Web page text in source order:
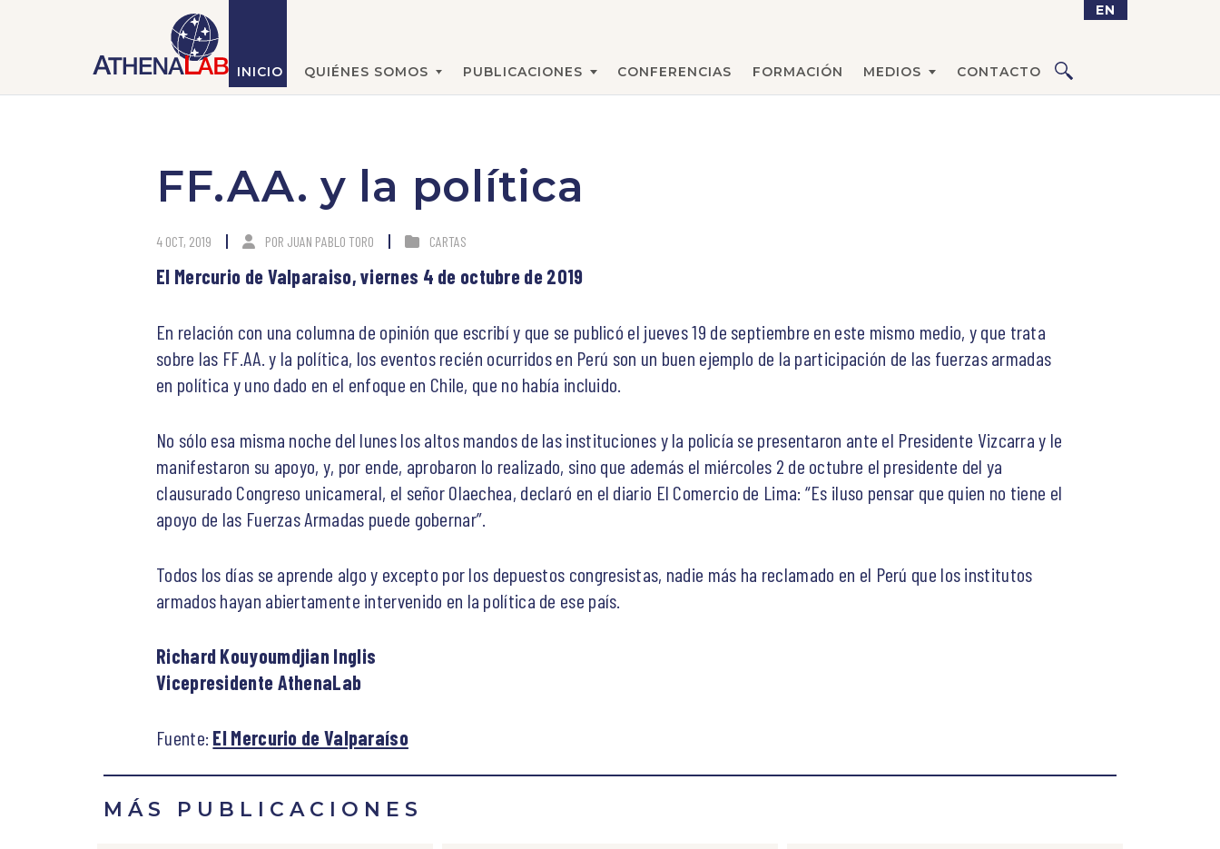
INICIO QUIÉNES SOMOS PUBLICACIONES CONFERENCIAS FORMACIÓN MEDIOS CONTACTO
BUSCAR
EN
FF.AA. y la política
4 OCT, 2019 POR JUAN PABLO TORO CARTAS
El Mercurio de Valparaiso, viernes 4 de octubre de 2019
En relación con una columna de opinión que escribí y que se publicó el jueves 19 de septiembre en este mismo medio, y que trata
sobre las FF.AA. y la política, los eventos recién ocurridos en Perú son un buen ejemplo de la participación de las fuerzas armadas
en política y uno dado en el enfoque en Chile, que no había incluido.
No sólo esa misma noche del lunes los altos mandos de las instituciones y la policía se presentaron ante el Presidente Vizcarra y le
manifestaron su apoyo, y, por ende, aprobaron lo realizado, sino que además el miércoles 2 de octubre el presidente del ya
clausurado Congreso unicameral, el señor Olaechea, declaró en el diario El Comercio de Lima: “Es iluso pensar que quien no tiene el
apoyo de las Fuerzas Armadas puede gobernar”.
Todos los días se aprende algo y excepto por los depuestos congresistas, nadie más ha reclamado en el Perú que los institutos
armados hayan abiertamente intervenido en la política de ese país.
Richard Kouyoumdjian Inglis
Vicepresidente AthenaLab
Fuente: El Mercurio de Valparaíso
MÁS PUBLICACIONES